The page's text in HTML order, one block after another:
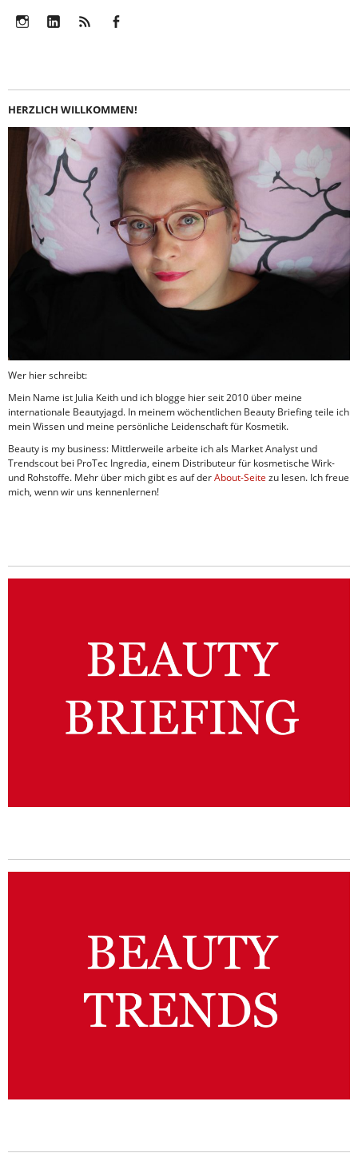
HERZLICH WILLKOMMEN!
Wer hier schreibt:
Mein Name ist Julia Keith und ich blogge hier seit 2010 über meine
internationale Beautyjagd. In meinem wöchentlichen Beauty Briefing teile ich
mein Wissen und meine persönliche Leidenschaft für Kosmetik.
Beauty is my business: Mittlerweile arbeite ich als Market Analyst und
Trendscout bei ProTec Ingredia, einem Distributeur für kosmetische Wirk-
und Rohstoffe. Mehr über mich gibt es auf derAbout-Seite zu lesen. Ich freue
mich, wenn wir uns kennenlernen!